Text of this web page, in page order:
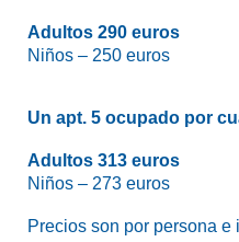
Adultos 290 euros
Niños – 250 euros
Un apt. 5 ocupado por
Adultos 313 euros
Niños – 273 euros
Precios son por persona e